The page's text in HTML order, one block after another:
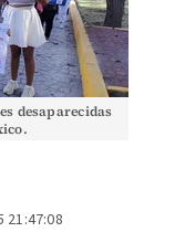
desaparecidas
21:47:08